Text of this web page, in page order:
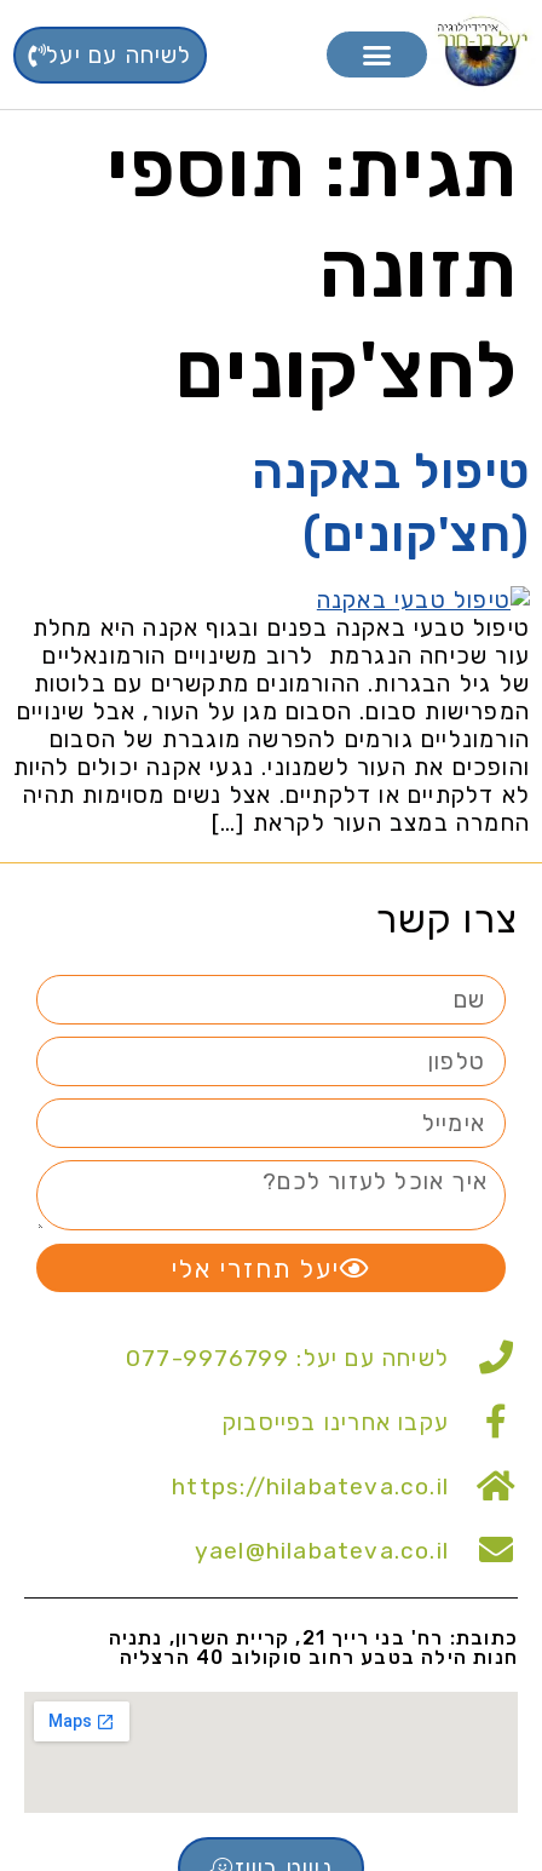
לשיחה עם יעל
תגית: תוספי
תזונה
לחצ'קונים
טיפול באקנה
(חצ'קונים)
טיפול טבעי באקנה בפנים ובגוף אקנה היא מחלת
עור שכיחה הנגרמת לרוב משינויים הורמונאליים
של גיל הבגרות. ההורמונים מתקשרים עם בלוטות
המפרישות סבום. הסבום מגן על העור, אבל שינויים
הורמונליים גורמים להפרשה מוגברת של הסבום
והופכים את העור לשמנוני. נגעי אקנה יכולים להיות
לא דלקתיים או דלקתיים. אצל נשים מסוימות תהיה
החמרה במצב העור לקראת […]
צרו קשר
יעל תחזרי אלי
לשיחה עם יעל: 077-9976799
עקבו אחרינו בפייסבוק
https://hilabateva.co.il
yael@hilabateva.co.il
כתובת: רח' בני רייך 21, קריית השרון, נתניה
חנות הילה בטבע רחוב סוקולוב 40 הרצליה